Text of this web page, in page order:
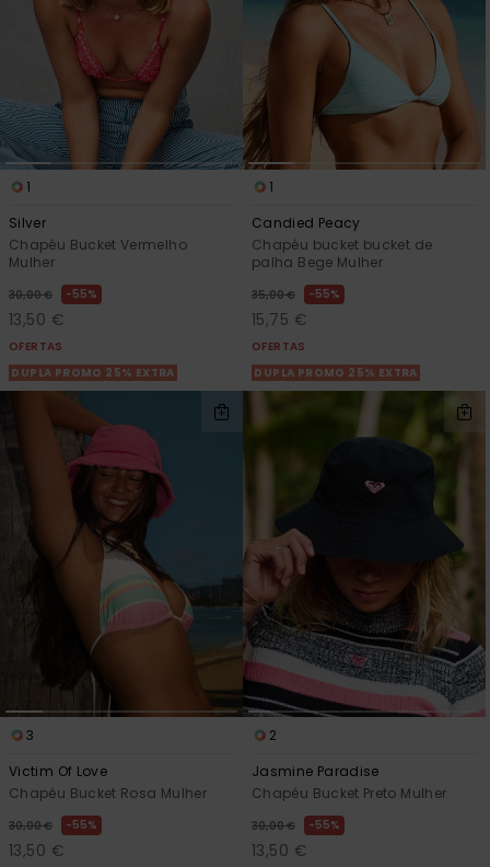
1
Silver
Chapéu Bucket Vermelho
Mulher
30,00 € 55%
13,50 €
OFERTAS
DUPLA PROMO 25% EXTRA
1
Candied Peacy
Chapéu bucket bucket de
palha Bege Mulher
35,00 € 55%
15,75 €
OFERTAS
DUPLA PROMO 25% EXTRA
3
Victim Of Love
Chapéu Bucket Rosa Mulher
30,00 € 55%
13,50 €
2
Jasmine Paradise
Chapéu Bucket Preto Mulher
30,00 € 55%
13,50 €